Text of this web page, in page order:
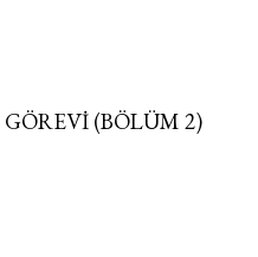
(BÖLÜM 2)